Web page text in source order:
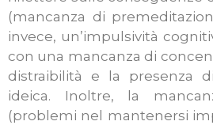
(mancanza di
invece, un’impulsività
con una mancanza di
distraibilità e la presenza
ideica. Inoltre, la
(problemi nel mantenersi